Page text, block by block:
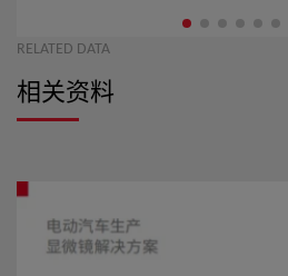
RELATED DATA
相关资料